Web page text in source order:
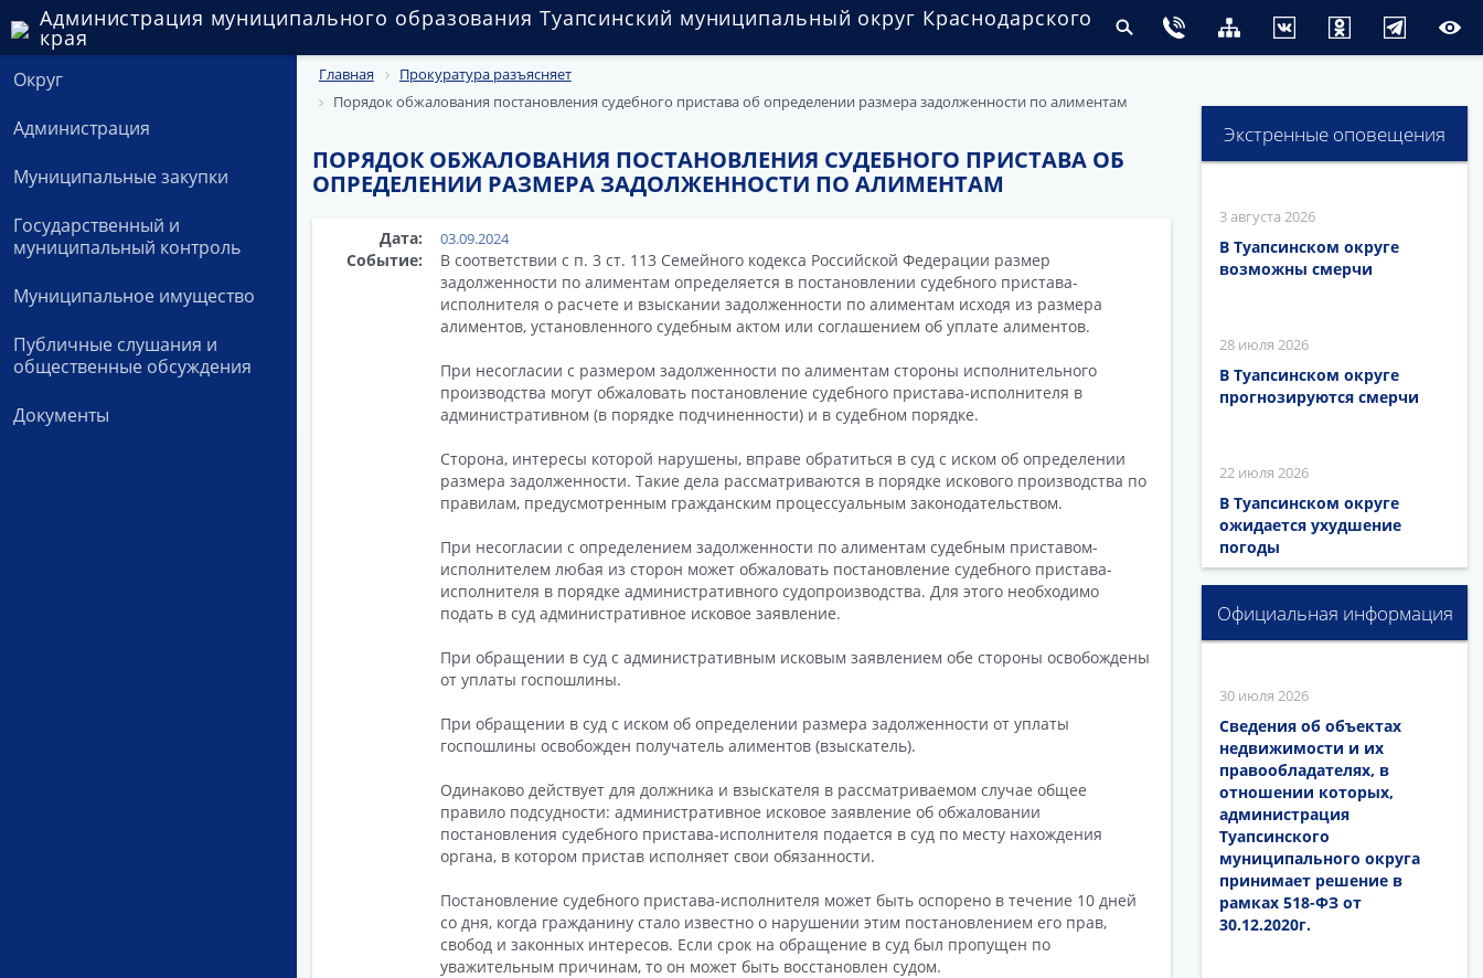
Администрация муниципального образования Туапсинский муниципальный округ Краснодарского
края
Округ
Администрация
Муниципальные закупки
Государственный и
муниципальный контроль
Муниципальное имущество
Публичные слушания и
общественные обсуждения
Документы
Главная
Прокуратура разъясняет
Порядок обжалования постановления судебного пристава об определении размера задолженности по алиментам
ПОРЯДОК ОБЖАЛОВАНИЯ ПОСТАНОВЛЕНИЯ СУДЕБНОГО ПРИСТАВА ОБ
ОПРЕДЕЛЕНИИ РАЗМЕРА ЗАДОЛЖЕННОСТИ ПО АЛИМЕНТАМ
Дата: 03.09.2024
Событие:
В соответствии с п. 3 ст. 113 Семейного кодекса Российской Федерации размер
задолженности по алиментам определяется в постановлении судебного пристава-
исполнителя о расчете и взыскании задолженности по алиментам исходя из размера
алиментов, установленного судебным актом или соглашением об уплате алиментов.
При несогласии с размером задолженности по алиментам стороны исполнительного
производства могут обжаловать постановление судебного пристава-исполнителя в
административном (в порядке подчиненности) и в судебном порядке.
Сторона, интересы которой нарушены, вправе обратиться в суд с иском об определении
размера задолженности. Такие дела рассматриваются в порядке искового производства по
правилам, предусмотренным гражданским процессуальным законодательством.
При несогласии с определением задолженности по алиментам судебным приставом-
исполнителем любая из сторон может обжаловать постановление судебного пристава-
исполнителя в порядке административного судопроизводства. Для этого необходимо
подать в суд административное исковое заявление.
При обращении в суд с административным исковым заявлением обе стороны освобождены
от уплаты госпошлины.
При обращении в суд с иском об определении размера задолженности от уплаты
госпошлины освобожден получатель алиментов (взыскатель).
Одинаково действует для должника и взыскателя в рассматриваемом случае общее
правило подсудности: административное исковое заявление об обжаловании
постановления судебного пристава-исполнителя подается в суд по месту нахождения
органа, в котором пристав исполняет свои обязанности.
Постановление судебного пристава-исполнителя может быть оспорено в течение 10 дней
со дня, когда гражданину стало известно о нарушении этим постановлением его прав,
свобод и законных интересов. Если срок на обращение в суд был пропущен по
уважительным причинам, то он может быть восстановлен судом.
Экстренные оповещения
3 августа 2026
В Туапсинском округе
возможны смерчи
28 июля 2026
В Туапсинском округе
прогнозируются смерчи
22 июля 2026
В Туапсинском округе
ожидается ухудшение
погоды
Официальная информация
30 июля 2026
Сведения об объектах
недвижимости и их
правообладателях, в
отношении которых,
администрация
Туапсинского
муниципального округа
принимает решение в
рамках 518-ФЗ от
30.12.2020г.